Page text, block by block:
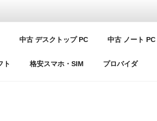
F中古 デスクトップ PC 中古 ノート PC
ト 格安スマホ・SIM プロバイダ